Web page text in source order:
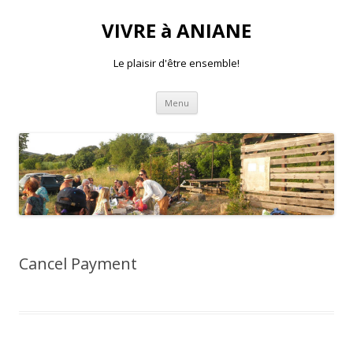
VIVRE à ANIANE
Le plaisir d'être ensemble!
Menu Aller
contenu
Cancel Payment